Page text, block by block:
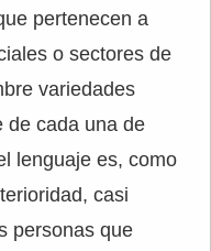
pertenecen a
o sectores de
variedades
de cada una de
lenguaje es, como
casi
personas que